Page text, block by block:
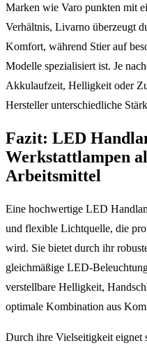
Marken wie Varo punkten mit
Verhältnis, Livarno überzeugt
Komfort, während Stier auf
Modelle spezialisiert ist. Je
Akkulaufzeit, Helligkeit oder
Hersteller unterschiedliche
Fazit: LED
Werkstattlampen
Arbeitsmittel
Eine hochwertige LED
und flexible Lichtquelle, die
wird. Sie bietet durch ihr
gleichmäßige LED-
verstellbare Helligkeit,
optimale Kombination aus
Durch ihre Vielseitigkeit eignet